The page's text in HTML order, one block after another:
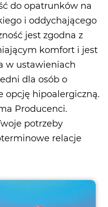
do opatrunków na
i oddychającego
jest zgodna z
komfort i jest
w ustawieniach
dla osób o
opcję hipoalergiczną.
Producenci.
potrzeby
relacje